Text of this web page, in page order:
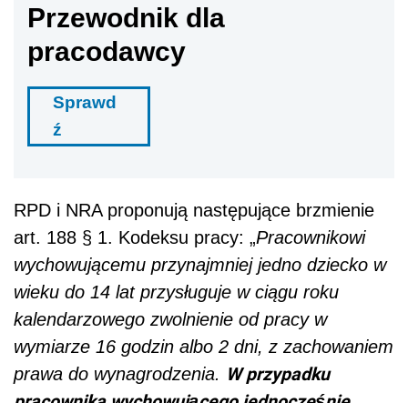
Przewodnik dla
pracodawcy
Sprawd
ź
RPD i NRA proponują następujące brzmienie
art. 188 § 1. Kodeksu pracy: „Pracownikowi
wychowującemu przynajmniej jedno dziecko w
wieku do 14 lat przysługuje w ciągu roku
kalendarzowego zwolnienie od pracy w
wymiarze 16 godzin albo 2 dni, z zachowaniem
prawa do wynagrodzenia. W przypadku